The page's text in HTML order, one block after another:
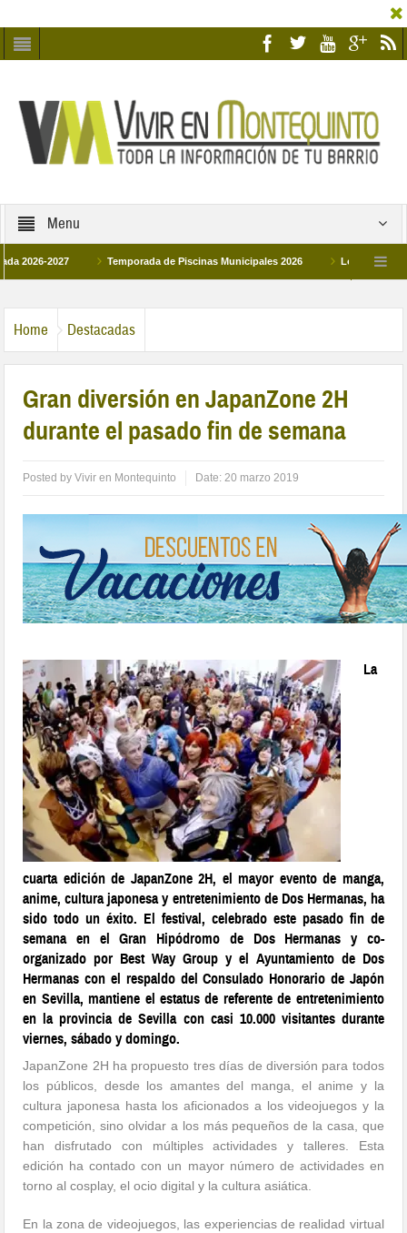
Menu
2027 Temporada de Piscinas Municipales 2026 Los Campus de
Home Destacadas
Gran diversión en JapanZone 2H
durante el pasado fin de semana
Posted byVivir en Montequinto Date:20 marzo 2019
La
cuarta edición de JapanZone 2H, el mayor evento de manga,
anime, cultura japonesa y entretenimiento de Dos Hermanas, ha
sido todo un éxito. El festival, celebrado este pasado fin de
semana en el Gran Hipódromo de Dos Hermanas y co-
organizado por Best Way Group y el Ayuntamiento de Dos
Hermanas con el respaldo del Consulado Honorario de Japón
en Sevilla, mantiene el estatus de referente de entretenimiento
en la provincia de Sevilla con casi 10.000 visitantes durante
viernes, sábado y domingo.
JapanZone 2H ha propuesto tres días de diversión para todos
los públicos, desde los amantes del manga, el anime y la
cultura japonesa hasta los aficionados a los videojuegos y la
competición, sino olvidar a los más pequeños de la casa, que
han disfrutado con múltiples actividades y talleres. Esta
edición ha contado con un mayor número de actividades en
torno al cosplay, el ocio digital y la cultura asiática.
En la zona de videojuegos, las experiencias de realidad virtual